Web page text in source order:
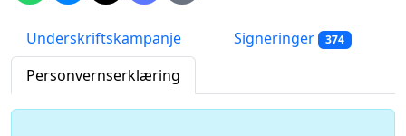
Underskriftskampanje Signeringer 374
Personvernserklæring